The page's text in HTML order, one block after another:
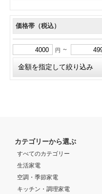
価格帯（税込）
円 ～
カテゴリーから選ぶ
すべてのカテゴリー
生活家電
空調・季節家電
キッチン・調理家電